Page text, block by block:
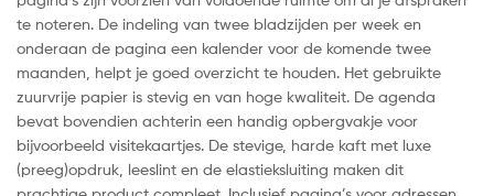
te noteren. De indeling van twee bladzijden per week en
onderaan de pagina een kalender voor de komende twee
maanden, helpt je goed overzicht te houden. Het gebruikte
zuurvrije papier is stevig en van hoge kwaliteit. De agenda
bevat bovendien achterin een handig opbergvakje voor
bijvoorbeeld visitekaartjes. De stevige, harde kaft met luxe
(preeg)opdruk, leeslint en de elastieksluiting maken dit